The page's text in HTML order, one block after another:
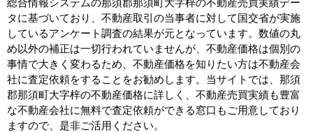
総合情報システムの那須郡那須町大字梓の不動産売買実績デー
タに基づいており、不動産取引の当事者に対して国交省が実施
しているアンケート調査の結果が元となっています。数値の丸
め以外の補正は一切行われていませんが、不動産価格は個別の
事情で大きく変わるため、不動産価格を知りたい方は不動産会
社に査定依頼をすることをお勧めします。当サイトでは、那須
郡那須町大字梓の不動産価格に詳しく、不動産売買実績も豊富
な不動産会社に無料で査定依頼ができる窓口もご用意しており
ますので、是非ご活用ください。